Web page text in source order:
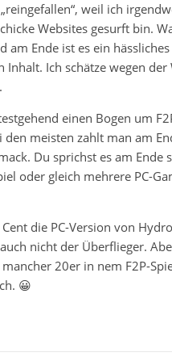
weil ich
Websites gesurft bin.
am Ende ist es ein
Inhalt. Ich schätze wegen
einen Bogen um
den meisten zahlt man am
Du sprichst es am
oder gleich mehrere PC-
die PC-Version von
nicht der Überflieger.
20er in nem F2P-
😀